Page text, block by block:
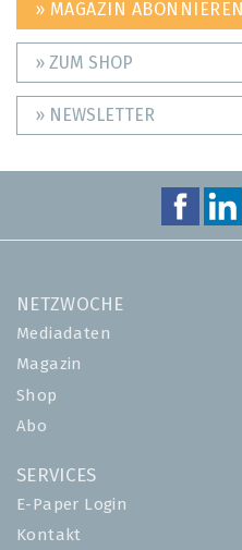
» MAGAZIN ABONNIEREN
» ZUM SHOP
» NEWSLETTER
NETZWOCHE
Mediadaten
Magazin
Shop
Abo
SERVICES
E-Paper Login
Kontakt